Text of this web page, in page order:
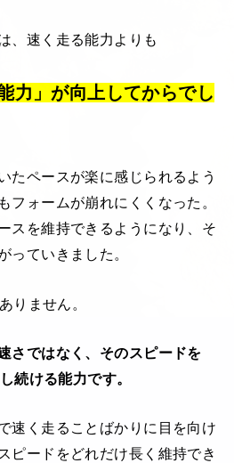
、速く走る能力よりも
力」が向上してからでし
たペースが楽に感じられるよう
フォームが崩れにくくなった。
スを維持できるようになり、そ
っていきました。
りません。
さではなく、そのスピードを
続ける能力です。
速く走ることばかりに目を向け
ピードをどれだけ長く維持でき